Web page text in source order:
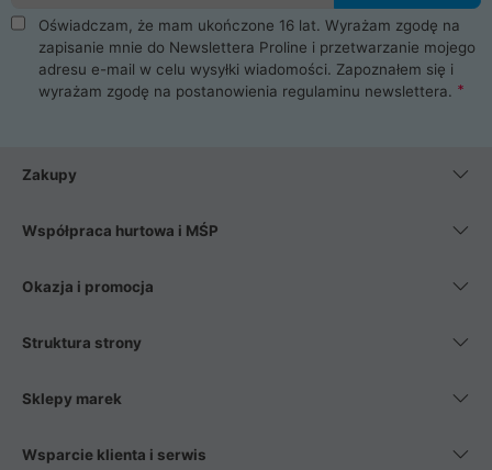
Oświadczam, że mam ukończone 16 lat. Wyrażam zgodę na
zapisanie mnie do Newslettera Proline i przetwarzanie mojego
adresu e-mail w celu wysyłki wiadomości. Zapoznałem się i
wyrażam zgodę na postanowienia regulaminu newslettera.
Zakupy
Współpraca hurtowa i MŚP
Okazja i promocja
Struktura strony
Sklepy marek
Wsparcie klienta i serwis